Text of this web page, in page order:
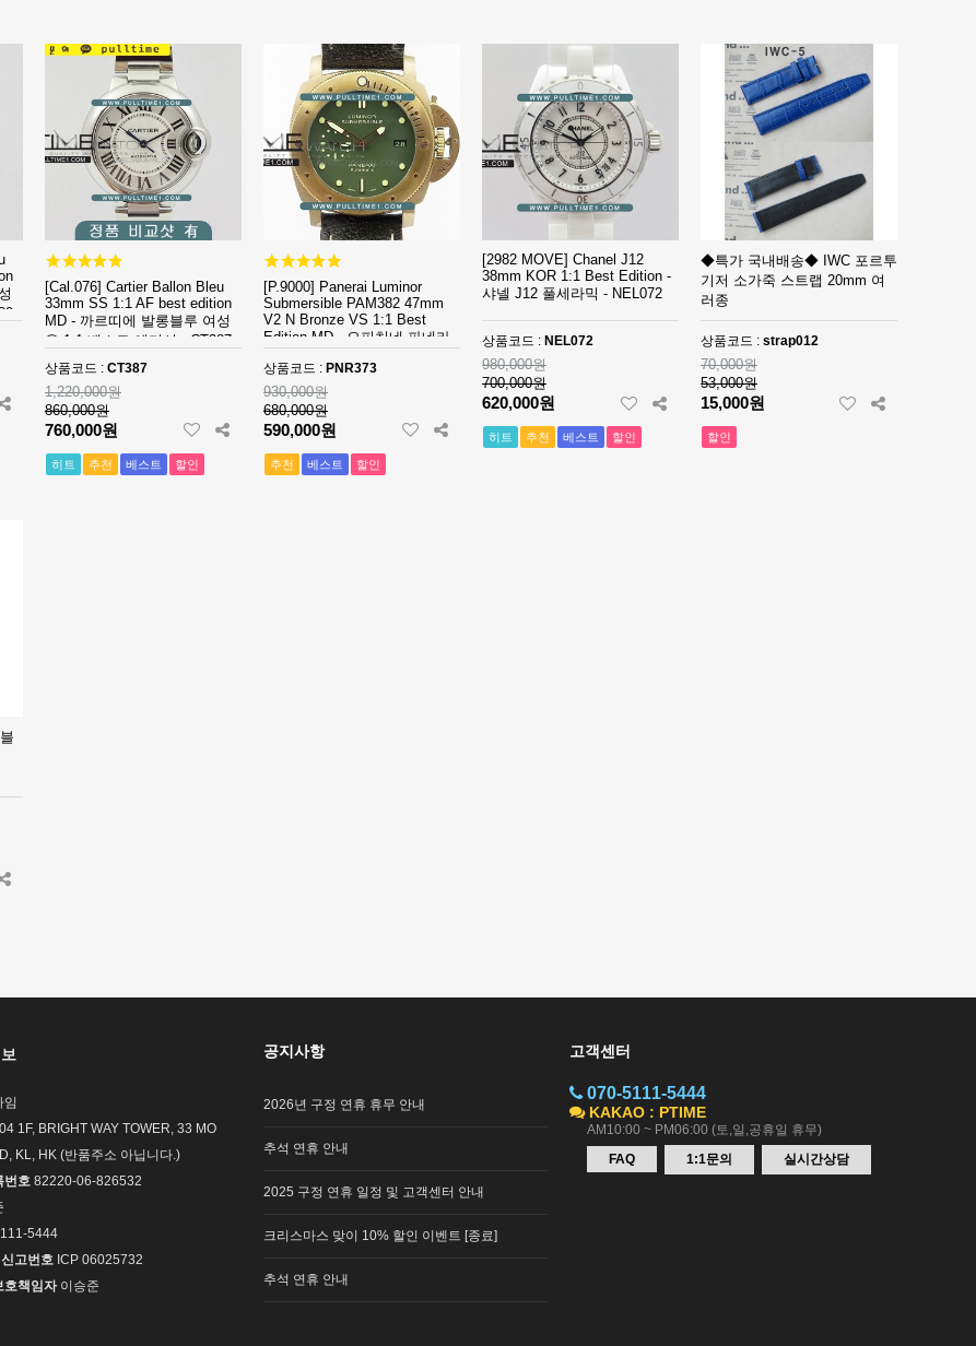
[Cal.076] Cartier Ballon Bleu
33mm SS 1:1 AF best edition
MD - 까르띠에 발롱블루 여성
용 1:1 베스트 에디션 - CT387
상품코드 : CT387
1,220,000원
860,000원
760,000원
히트 추천 베스트 할인
[P.9000] Panerai Luminor
Submersible PAM382 47mm
V2 N Bronze VS 1:1 Best
Edition MD - 오피치네 파네라
베스트 에디션 - PNR373
상품코드 : PNR373
930,000원
680,000원
590,000원
추천 베스트 할인
[2982 MOVE] Chanel J12
38mm KOR 1:1 Best Edition -
샤넬 J12 풀세라믹 - NEL072
상품코드 : NEL072
980,000원
700,000원
620,000원
히트 추천 베스트 할인
◆특가 국내배송◆ IWC 포르투
기저 소가죽 스트랩 20mm 여
러종
상품코드 : strap012
70,000원
53,000원
15,000원
할인
임
1F, BRIGHT WAY TOWER, 33 MO
KL, HK (반품주소 아닙니다.)
번호 82220-06-826532
5444
고번호 ICP 06025732
호책임자이승준
공지사항
2026년 구정 연휴 휴무 안내
추석 연휴 안내
2025 구정 연휴 일정 및 고객센터 안내
크리스마스 맞이 10% 할인 이벤트 [종료]
추석 연휴 안내
고객센터
070-5111-5444
KAKAO : PTIME
AM10:00 ~ PM06:00 (토,일,공휴일 휴무)
FAQ
1:1문의 실시간상담